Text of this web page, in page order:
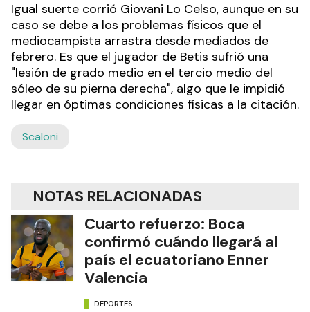
Igual suerte corrió Giovani Lo Celso, aunque en su
caso se debe a los problemas físicos que el
mediocampista arrastra desde mediados de
febrero. Es que el jugador de Betis sufrió una
"lesión de grado medio en el tercio medio del
sóleo de su pierna derecha", algo que le impidió
llegar en óptimas condiciones físicas a la citación.
Scaloni
NOTAS RELACIONADAS
Cuarto refuerzo: Boca
confirmó cuándo llegará al
país el ecuatoriano Enner
Valencia
DEPORTES